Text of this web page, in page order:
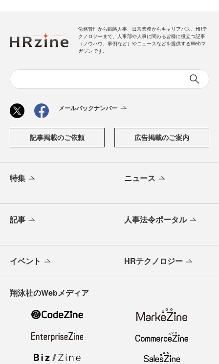
労務管理から戦略人事、日常業務からキャリアパス、HRテ
クノロジーまで、人事部や人事に関わる皆様に役立つ記事
（ノウハウ、事例など）やニュースなどを提供するWebマ
ガジンです。
メールバックナンバー
記事掲載のご依頼 広告掲載のご案内
特集 ニュース
記事 人事法令ポータル
イベント HRテクノロジー
翔泳社のWebメディア